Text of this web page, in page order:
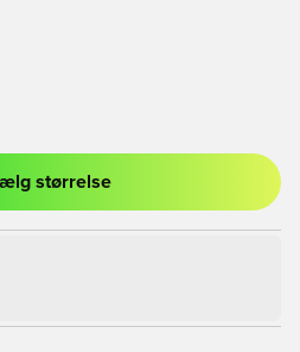
ind eller tilmelde dig som medlem
størrelse